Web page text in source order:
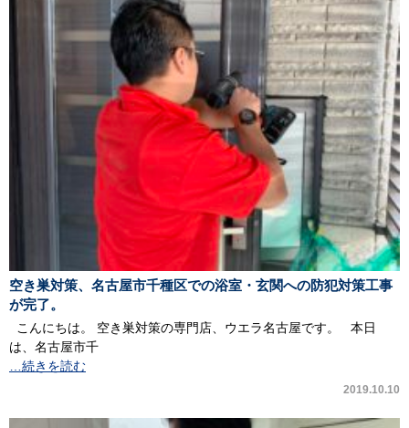
空き巣対策、名古屋市千種区での浴室・玄関への防犯対策工事
が完了。
こんにちは。 空き巣対策の専門店、ウエラ名古屋です。 本日
は、名古屋市千
…続きを読む
2019.10.10